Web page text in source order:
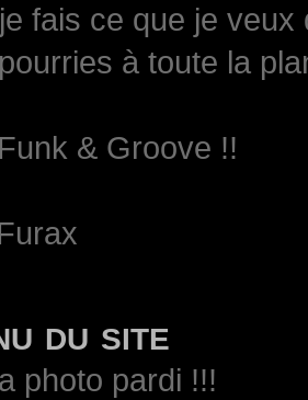
fais ce que je
à toute la
& Groove !!
du site
photo pardi !!!